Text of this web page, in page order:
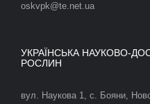
oskvpk@te.net.ua
УКРАЇНСЬКА НАУКОВО-
РОСЛИН
вул. Наукова 1, с. Бояни,